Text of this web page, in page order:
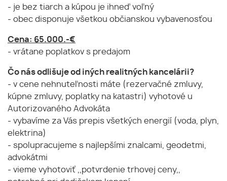
- je bez tiarch a kúpou je ihneď voľný
- obec disponuje všetkou občianskou vybavenosťou
Cena: 65.000.-€
- vrátane poplatkov s predajom
Čo nás odlišuje od iných realitných kancelárii?
- v cene nehnuteľnosti máte (rezervačné zmluvy,
kúpne zmluvy, poplatky na katastri) vyhotové u
Autorizovaného Advokáta
- vybavíme za Vás prepis všetkých energií (voda, plyn,
elektrina)
- spolupracujeme s najlepšími znalcami, geodetmi,
advokátmi
- vieme vyhotoviť ,,potvrdenie trhovej ceny,,